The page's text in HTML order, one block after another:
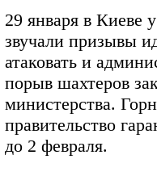
29 января в Киеве
звучали призывы
атаковать и
порыв шахтеров
министерства.
правительство
до 2 февраля.